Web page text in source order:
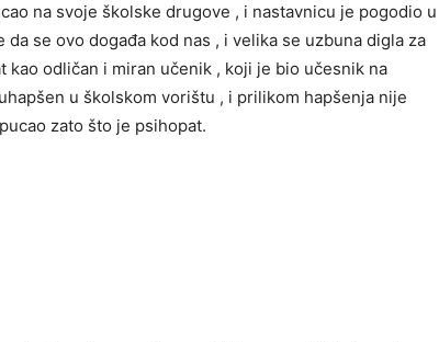
na svoje školske drugove , i nastavnicu je pogodio u
se ovo događa kod nas , i velika se uzbuna digla za
odličan i miran učenik , koji je bio učesnik na
u školskom vorištu , i prilikom hapšenja nije
zato što je psihopat.